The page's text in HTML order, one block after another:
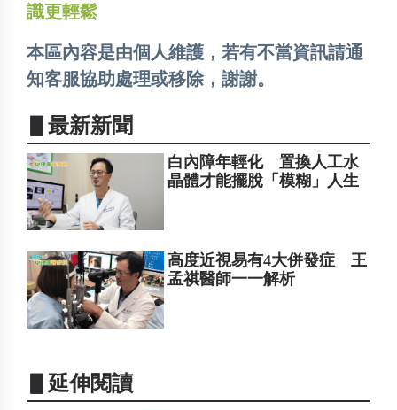
識更輕鬆
本區內容是由個人維護，若有不當資訊請通
知客服協助處理或移除，謝謝。
▋最新新聞
白內障年輕化 置換人工水
晶體才能擺脫「模糊」人生
高度近視易有4大併發症 王
孟祺醫師一一解析
▋延伸閱讀